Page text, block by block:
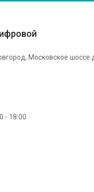
Московское шоссе
- 18:00